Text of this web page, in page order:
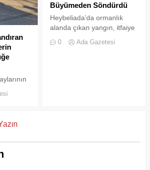
temizlik
Büyümeden Söndürdü
Heybeliada’da ormanlık
alanda çıkan yangın, itfaiye
sayesinde büyümeden ve
0 Ada Gazetesi